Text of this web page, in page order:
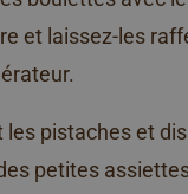
et laissez-les
pistaches et
petites